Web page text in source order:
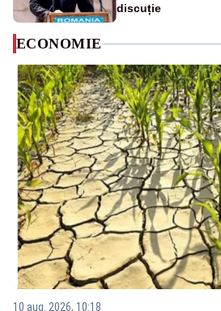
discuție
ECONOMIE
10 aug. 2026, 10:18